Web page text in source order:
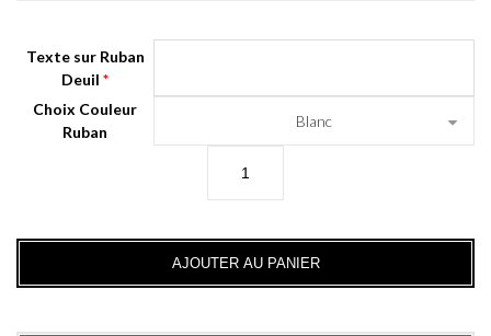
Texte sur Ruban
Deuil *
Choix Couleur
Ruban
Blanc
a
i
AJOUTER AU PANIER